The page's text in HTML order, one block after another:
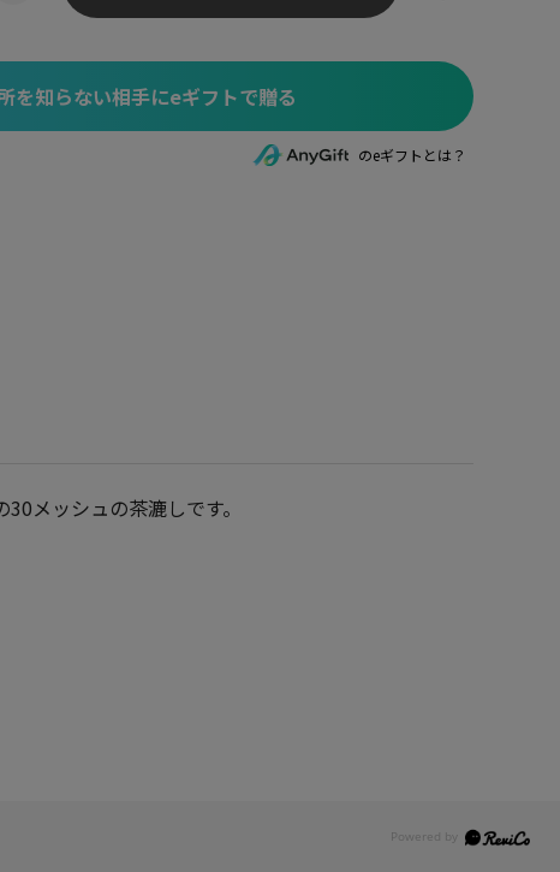
を知らない相手にeギフトで贈る
のeギフトとは？
メッシュの茶漉しです。